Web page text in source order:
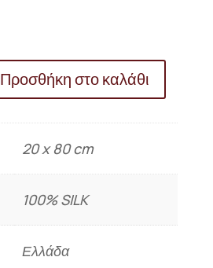
Προσθήκη στο καλάθι
20 x 80 cm
100% SILK
Ελλάδα